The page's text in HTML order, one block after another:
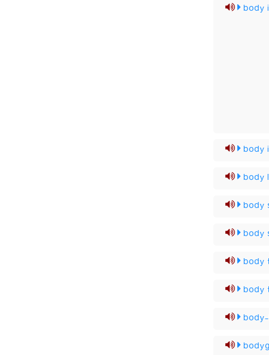
body
body
body
body
body
body
body